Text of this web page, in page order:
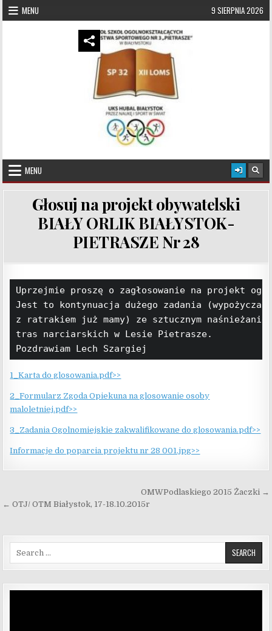
Skip to content
MENU 9 SIERPNIA 2026
UKS Hubal Białystok
MENU
Głosuj na projekt obywatelski
BIAŁY ORLIK BIAŁYSTOK-
PIETRASZE Nr 28
Uprzejmie proszę o zagłosowanie na projekt
Jest to kontynuacja dużego zadania
z ratrakiem już mamy) ze sztucznym
tras narciarskich w Lesie Pietrasze.
Pozdrawiam Lech Szargiej
1_Karta do glosowania.pdf>>
2_Formularz Zgoda Opiekuna na glosowanie osoby
maloletniej.pdf>>
3_Zadania Ogolnomiejskie zakwalifikowane do glosowania.pdf>>
Informacje do poparcia projektu nr 28 001.jpg>>
OMWPodlaskiego 2015 Żaczki →
← OTJ/ OTM Białystok, 17-18.10.2015r
Search for: